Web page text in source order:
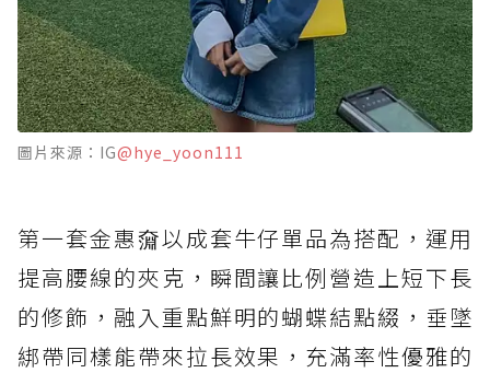
圖片來源：IG@hye_yoon111
第一套金惠奫以成套牛仔單品為搭配，運用
提高腰線的夾克，瞬間讓比例營造上短下長
的修飾，融入重點鮮明的蝴蝶結點綴，垂墜
綁帶同樣能帶來拉長效果，充滿率性優雅的